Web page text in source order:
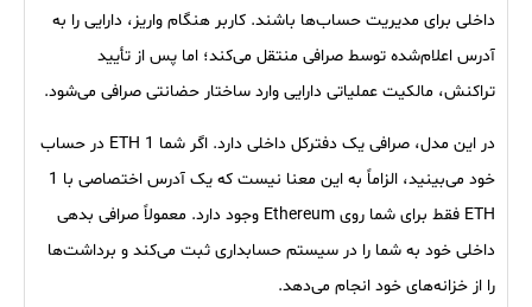
داخلی برای مدیریت حساب‌ها باشند. کاربر هنگام واریز، دارایی را به
آدرس اعلام‌شده توسط صرافی منتقل می‌کند؛ اما پس از تأیید
تراکنش، مالکیت عملیاتی دارایی وارد ساختار حضانتی صرافی می‌شود.
در این مدل، صرافی یک دفترکل داخلی دارد. اگر شما 1 ETH در حساب
خود می‌بینید، الزاماً به این معنا نیست که یک آدرس اختصاصی با 1
ETH فقط برای شما روی Ethereum وجود دارد. معمولاً صرافی بدهی
داخلی خود به شما را در سیستم حسابداری ثبت می‌کند و برداشت‌ها
را از خزانه‌های خود انجام می‌دهد.